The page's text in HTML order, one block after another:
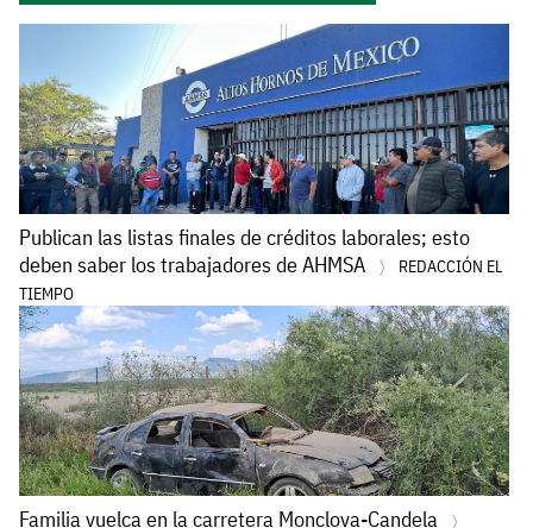
Publican las listas finales de créditos laborales; esto
deben saber los trabajadores de AHMSA
REDACCIÓN EL
TIEMPO
Familia vuelca en la carretera Monclova-Candela